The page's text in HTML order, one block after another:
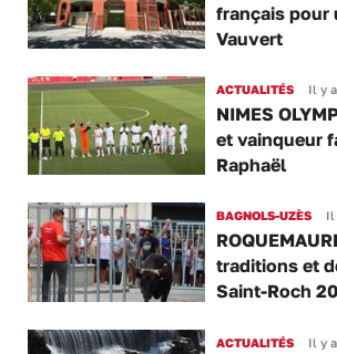
français pour
Vauvert
ACTUALITÉS Il y
NIMES
et vainqueur
Raphaël
BAGNOLS-UZÈS Il
traditions et
Saint-Roch
ACTUALITÉS Il y